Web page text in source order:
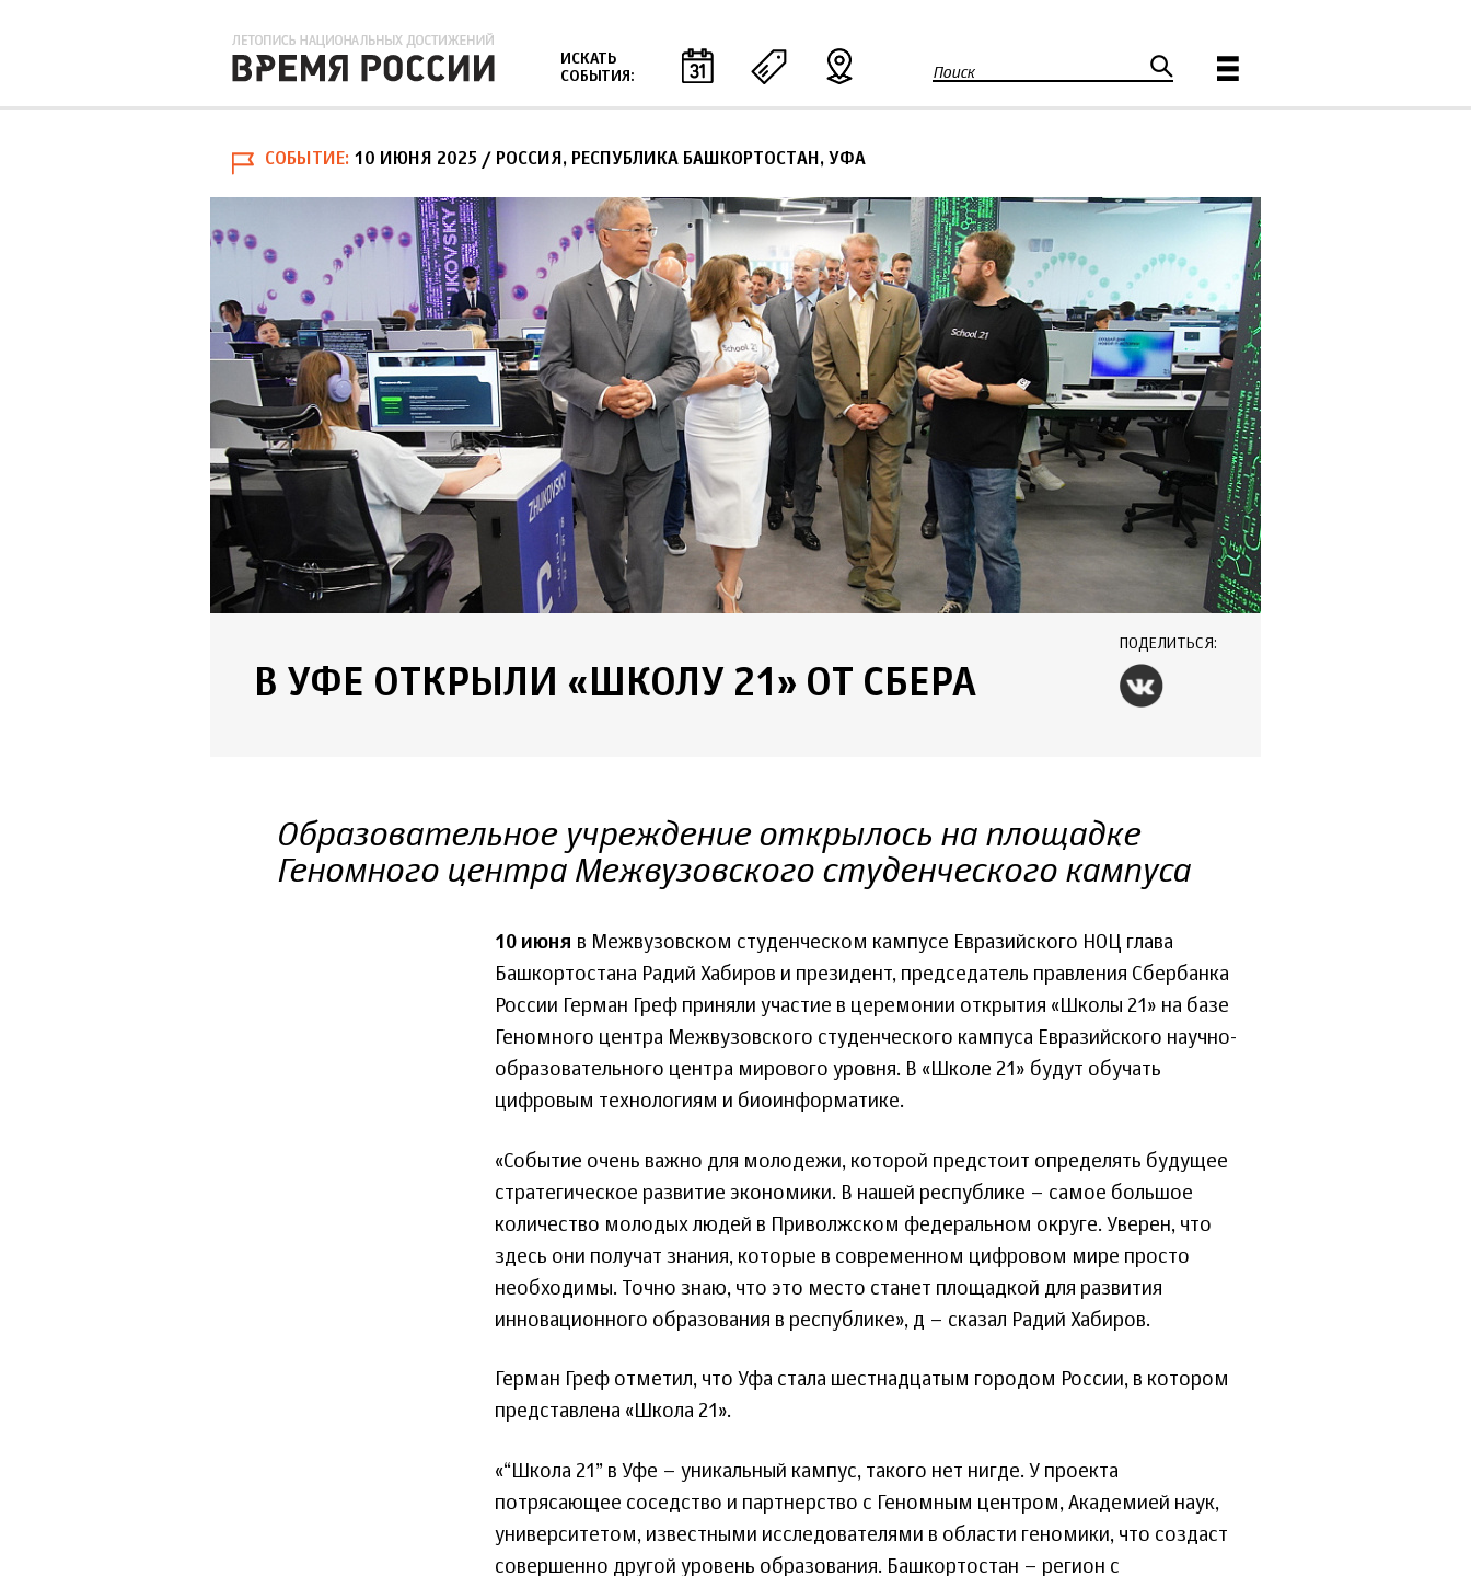
ИСКАТЬ
СОБЫТИЯ:
м
а
п
о
и
к
Поиск
СОБЫТИЕ 10 ИЮНЯ 2025 / РОССИЯ, РЕСПУБЛИКА БАШКОРТОСТАН, УФА
ПОДЕЛИТЬСЯ:
В УФЕ ОТКРЫЛИ «ШКОЛУ 21» ОТ СБЕРА
Образовательное учреждение открылось на площадке
Геномного центра Межвузовского студенческого кампуса
10 июня в Межвузовском студенческом кампусе Евразийского НОЦ глава
Башкортостана Радий Хабиров и президент, председатель правления Сбербанка
России Герман Греф приняли участие в церемонии открытия «Школы 21» на базе
Геномного центра Межвузовского студенческого кампуса Евразийского научно-
образовательного центра мирового уровня. В «Школе 21» будут обучать
цифровым технологиям и биоинформатике.
«Событие очень важно для молодежи, которой предстоит определять будущее
стратегическое развитие экономики. В нашей республике – самое большое
количество молодых людей в Приволжском федеральном округе. Уверен, что
здесь они получат знания, которые в современном цифровом мире просто
необходимы. Точно знаю, что это место станет площадкой для развития
инновационного образования в республике», д – сказал Радий Хабиров.
Герман Греф отметил, что Уфа стала шестнадцатым городом России, в котором
представлена «Школа 21».
«“Школа 21” в Уфе – уникальный кампус, такого нет нигде. У проекта
потрясающее соседство и партнерство с Геномным центром, Академией наук,
университетом, известными исследователями в области геномики, что создаст
совершенно другой уровень образования. Башкортостан – регион с